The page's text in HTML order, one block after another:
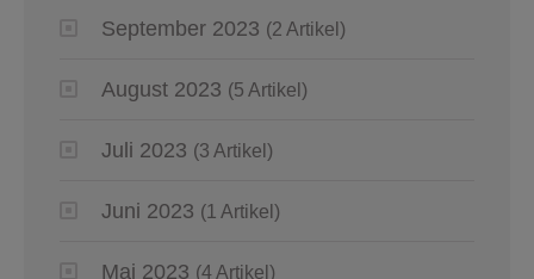
September 2023 (2 Artikel)
August 2023 (5 Artikel)
Juli 2023 (3 Artikel)
Juni 2023 (1 Artikel)
Mai 2023 (4 Artikel)